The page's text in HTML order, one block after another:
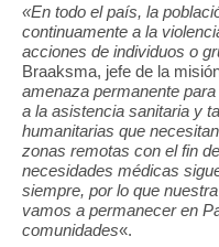
«En todo el país, la
continuamente a la
acciones de individuos o
Braaksma, jefe de la
amenaza permanente
a la asistencia sanitaria y
humanitarias que
zonas remotas con el fin
necesidades médicas
siempre, por lo que
vamos a permanecer en
comunidades«.